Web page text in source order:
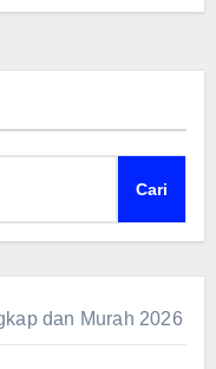
Cari
dan Murah 2026